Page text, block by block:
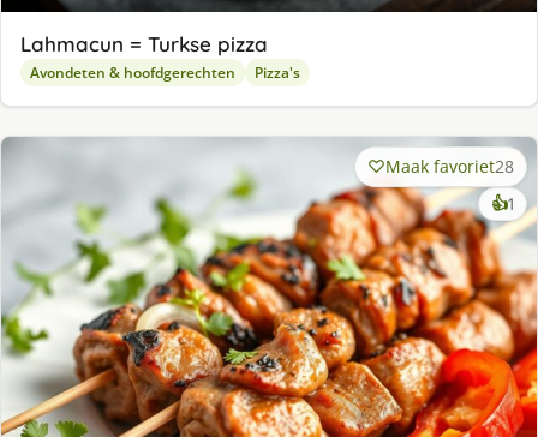
Lahmacun = Turkse pizza
Avondeten & hoofdgerechten Pizza's
Maak favoriet28
👍1